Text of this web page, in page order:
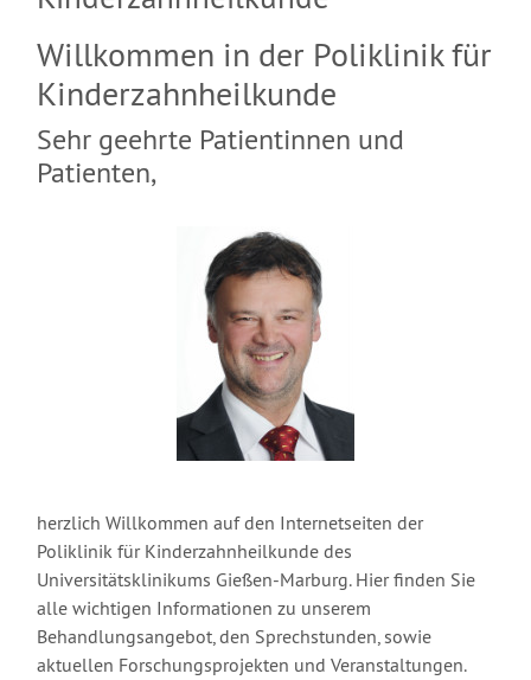
Willkommen in der Poliklinik für
Kinderzahnheilkunde
Sehr geehrte Patientinnen und
Patienten,
herzlich Willkommen auf den Internetseiten der
Poliklinik für Kinderzahnheilkunde des
Universitätsklinikums Gießen-Marburg. Hier finden Sie
alle wichtigen Informationen zu unserem
Behandlungsangebot, den Sprechstunden, sowie
aktuellen Forschungsprojekten und Veranstaltungen.